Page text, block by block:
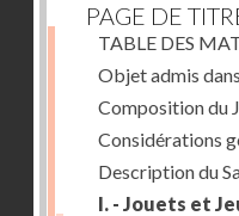
PAGE DE
TABLE DES
Objet admis
Composition du
Considérations
Description du
I. - Jouets et